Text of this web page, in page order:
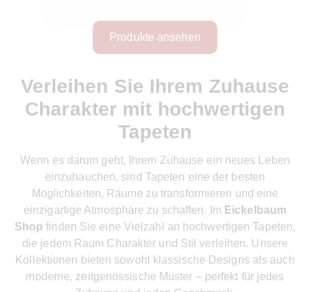
Produkte ansehen
Verleihen Sie Ihrem Zuhause
Charakter mit hochwertigen
Tapeten
Wenn es darum geht, Ihrem Zuhause ein neues Leben
einzuhauchen, sind Tapeten eine der besten
Möglichkeiten, Räume zu transformieren und eine
einzigartige Atmosphäre zu schaffen. Im Eickelbaum
Shop finden Sie eine Vielzahl an hochwertigen Tapeten,
die jedem Raum Charakter und Stil verleihen. Unsere
Kollektionen bieten sowohl klassische Designs als auch
moderne, zeitgenössische Muster – perfekt für jedes